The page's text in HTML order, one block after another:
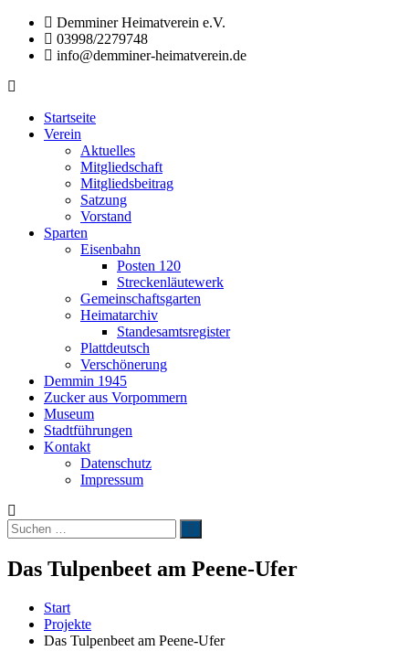
Zum
Inhalt
springen
Demminer Heimatverein e.V.
03998/2279748
info@demminer-heimatverein.de
Heimatverein
e.V.
Heimatkunde
Heimatpflege
Hansestadt
Demmin
Gemeinden
Startseite
Verein
Aktuelles
Mitgliedschaft
Mitgliedsbeitrag
Satzung
Vorstand
Sparten
Eisenbahn
Posten 120
Streckenläutewerk
Gemeinschaftsgarten
Heimatarchiv
Standesamtsregister
Plattdeutsch
Verschönerung
Demmin 1945
Zucker aus Vorpommern
Museum
Stadtführungen
Kontakt
Datenschutz
Impressum
Suchen
nach:
Suchen
Das Tulpenbeet am Peene-Ufer
Start
Projekte
Das Tulpenbeet am Peene-Ufer